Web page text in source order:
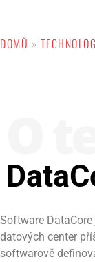
DOMŮ »
Software
datových center
softwarově